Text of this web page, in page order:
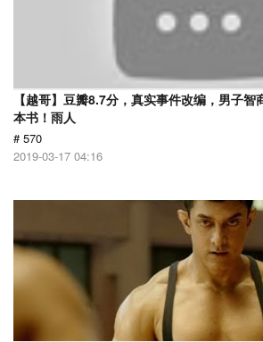
【越哥】豆瓣8.7分，真实事件改编，男子
本书！雨人
# 570
2019-03-17 04:16